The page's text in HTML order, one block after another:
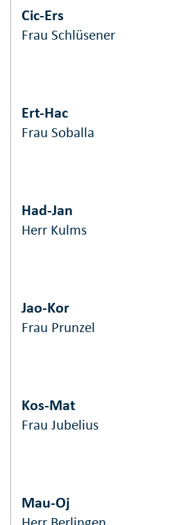
Cic-Ers
Frau Schlüsener
Ert-Hac
Frau Soballa
Had-Jan
Herr Kulms
Jao-Kor
Frau Prunzel
Kos-Mat
Frau Jubelius
Mau-Oj